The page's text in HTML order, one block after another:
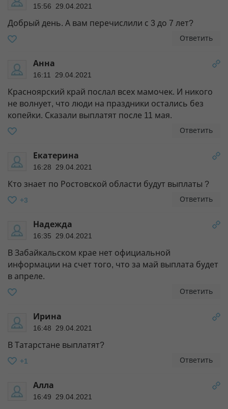
15:56 29.04.2021
Добрый день. А вам перечислили с 3 до 7 лет?
Ответить
Анна
16:11 29.04.2021
Красноярский край послал всех мамочек. И никого
не волнует, что люди на праздники остались без
копейки. Сказали выплатят после 11 мая.
Ответить
Екатерина
16:28 29.04.2021
Кто знает по Ростовской области будут выплаты ?
+3 Ответить
Надежда
16:35 29.04.2021
В Забайкальском крае нет официальной
информации на счет того, что за май выплата будет
в апреле.
Ответить
Ирина
16:48 29.04.2021
В Татарстане выплатят?
+1 Ответить
Алла
16:49 29.04.2021